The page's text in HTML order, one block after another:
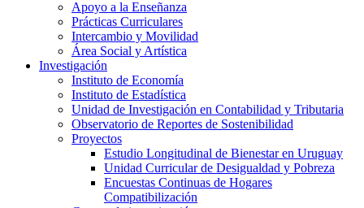
Apoyo a la Enseñanza
Prácticas Curriculares
Intercambio y Movilidad
Área Social y Artística
Investigación
Instituto de Economía
Instituto de Estadística
Unidad de Investigación en Contabilidad y Tributaria
Observatorio de Reportes de Sostenibilidad
Proyectos
Estudio Longitudinal de Bienestar en Uruguay
Unidad Curricular de Desigualdad y Pobreza
Encuestas Continuas de Hogares
Compatibilización